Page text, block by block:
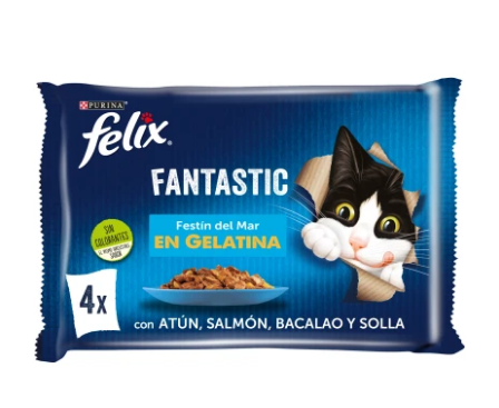
DETAILS